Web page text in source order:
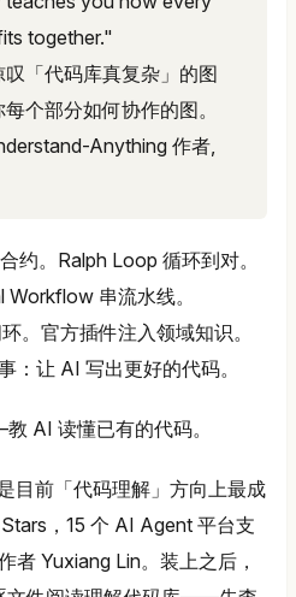
together."
「代码库真复杂」的图
个部分如何协作的图。
Anything 作者,
约。Ralph Loop 循环到对。
串流水线。
。官方插件注入领域知识。
：让 AI 写出更好的代码。
AI 读懂已有的代码。
目前「代码理解」方向上最成
，15 个 AI Agent 平台支
者 Yuxiang Lin。装上之后，